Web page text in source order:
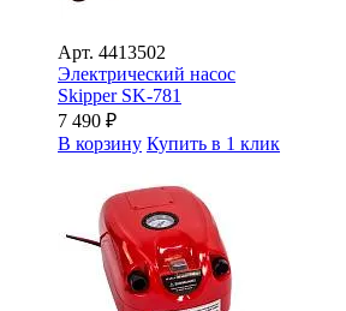
Арт. 4413502
Электрический насос
Skipper SK-781
7 490 ₽
В корзину Купить в 1 клик